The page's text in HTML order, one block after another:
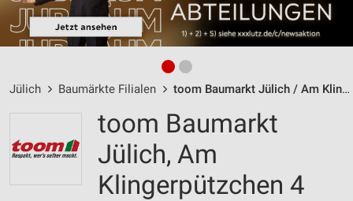
Jülich Baumärkte Filialen toom Baumarkt Jülich / Am Klingerpützchen 4 - Öffnungszeiten & Adresse
toom Baumarkt
Jülich, Am
Klingerpützchen 4